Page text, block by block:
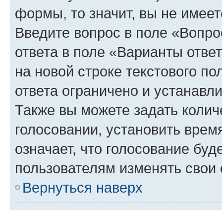
формы, то значит, вы не
Введите вопрос в поле
ответа в поле «Варианты
на новой строке текстового
ответа ограничено и
Также вы можете задать
голосовании, установить
означает, что голосование
пользователям изменять свои
Вернуться наверх